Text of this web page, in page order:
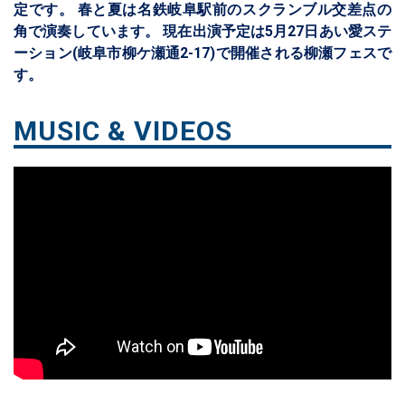
定です。 春と夏は名鉄岐阜駅前のスクランブル交差点の
角で演奏しています。 現在出演予定は5月27日あい愛ステ
ーション(岐阜市柳ケ瀬通2-17)で開催される柳瀬フェスで
す。
MUSIC & VIDEOS